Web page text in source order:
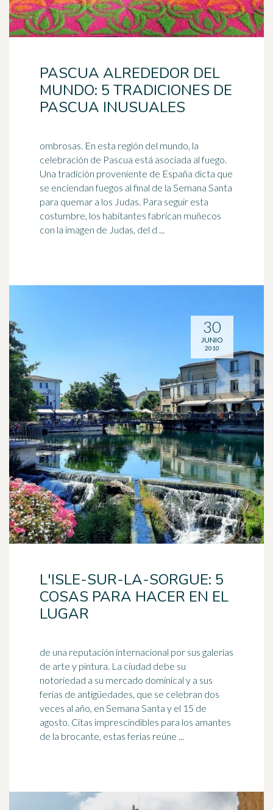
PASCUA ALREDEDOR DEL
MUNDO: 5 TRADICIONES DE
PASCUA INUSUALES
ombrosas. En esta región del mundo, la
celebración de Pascua está asociada al fuego.
Una tradición proveniente de España dicta que
se enciendan fuegos al final de la Semana Santa
para quemar a los Judas. Para seguir esta
costumbre, los habitantes fabrican muñecos
con la imagen de Judas, del d ...
L'ISLE-SUR-LA-SORGUE: 5
COSAS PARA HACER EN EL
LUGAR
de una reputación internacional por sus galerías
de arte y pintura. La ciudad debe su
notoriedad a su mercado dominical y a sus
ferias de antigüedades, que se celebran dos
veces al año, en Semana Santa y el 15 de
agosto. Citas imprescindibles para los amantes
de la brocante, estas ferias reúne ...
30
JUNIO
2010